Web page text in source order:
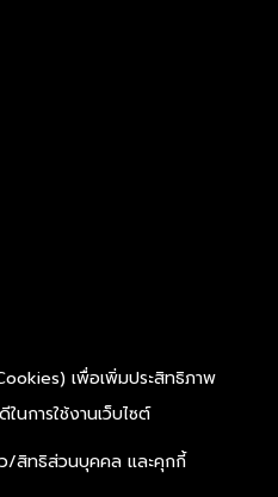
เพื่อเพิ่มประสิทธิภาพ
นการใช้งานเว็บไซต์
/สิทธิส่วนบุคคล และคุกกี้